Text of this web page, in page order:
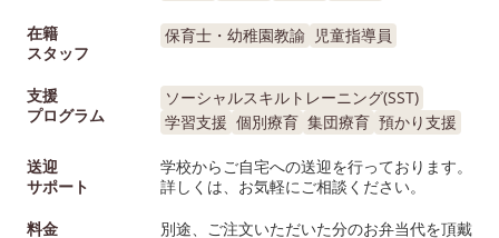
在籍
スタッフ
保育士・幼稚園教諭 児童指導員
支援
プログラム
ソーシャルスキルトレーニング(SST)
学習支援 個別療育 集団療育 預かり支援
送迎
サポート
学校からご自宅への送迎を行っております。
詳しくは、お気軽にご相談ください。
料金
別途、ご注文いただいた分のお弁当代を頂戴